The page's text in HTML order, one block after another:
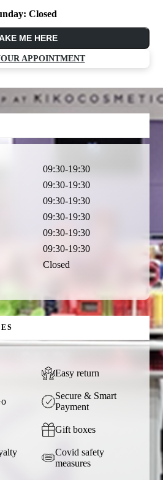
Closed
ME HERE
APPOINTMENT
09:30-19:30
09:30-19:30
09:30-19:30
09:30-19:30
09:30-19:30
09:30-19:30
Closed
Easy return
Secure & Smart
Payment
Gift boxes
Covid safety
measures